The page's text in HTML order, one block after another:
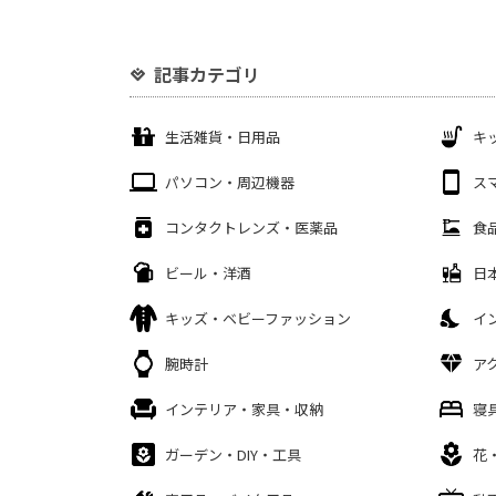
記事カテゴリ
生活雑貨・日用品 キ
パソコン・周辺機器 ス
コンタクトレンズ・医薬品 食
ビール・洋酒 日
キッズ・ベビーファッション イ
腕時計 ア
インテリア・家具・収納 寝
ガーデン・DIY・工具 花